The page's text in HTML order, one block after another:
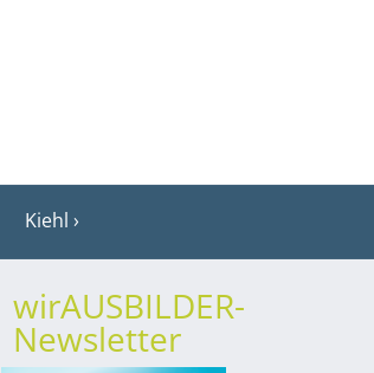
Kiehl
wirAUSBILDER-
Newsletter